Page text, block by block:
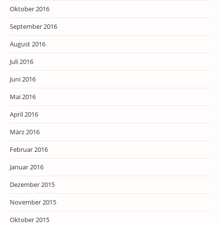
Oktober 2016
September 2016
August 2016
Juli 2016
Juni 2016
Mai 2016
April 2016
März 2016
Februar 2016
Januar 2016
Dezember 2015
November 2015
Oktober 2015